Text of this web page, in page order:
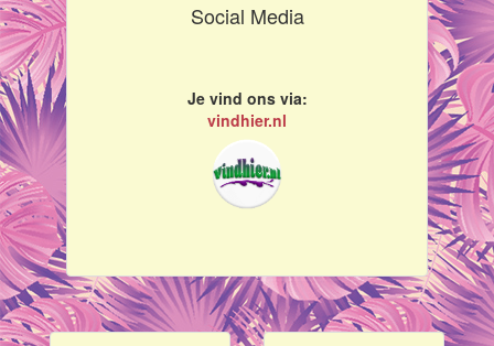
Social Media
Je vind ons via:
vindhier.nl